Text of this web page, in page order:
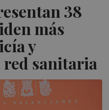
38
más
y
sanitaria